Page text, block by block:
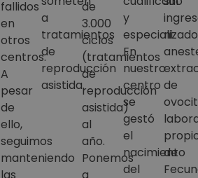
fallidos
en
otros
centros.
A
pesar
de
ello,
seguimos
manteniendo
las
a
tratamientos
de
reproducción
asistida.
de
3.000
ciclos
(tratamientos
de
reproducción
asistida)
al
año.
Ponemos
a
y
En
nuestro
centro
se
gestó
el
nacimiento
del
ni
de
de